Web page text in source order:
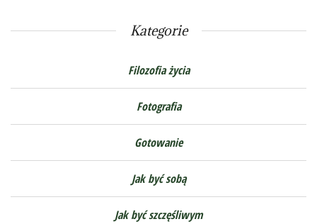
Kategorie
Filozofia życia
Fotografia
Gotowanie
Jak być sobą
Jak być szczęśliwym